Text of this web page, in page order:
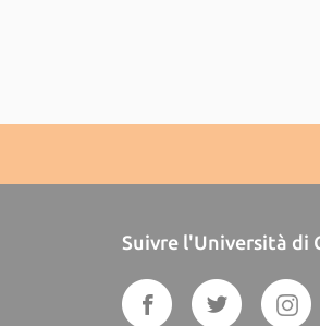
Suivre l'Università di